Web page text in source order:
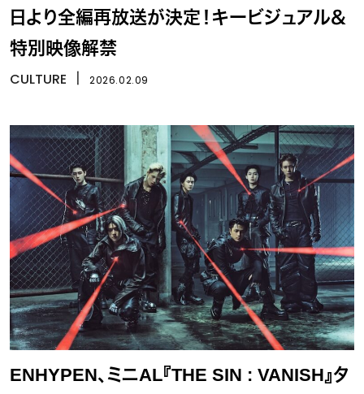
日より全編再放送が決定！キービジュアル＆
特別映像解禁
CULTURE 2026.02.09
ENHYPEN、ミニAL『THE SIN : VANISH』タ